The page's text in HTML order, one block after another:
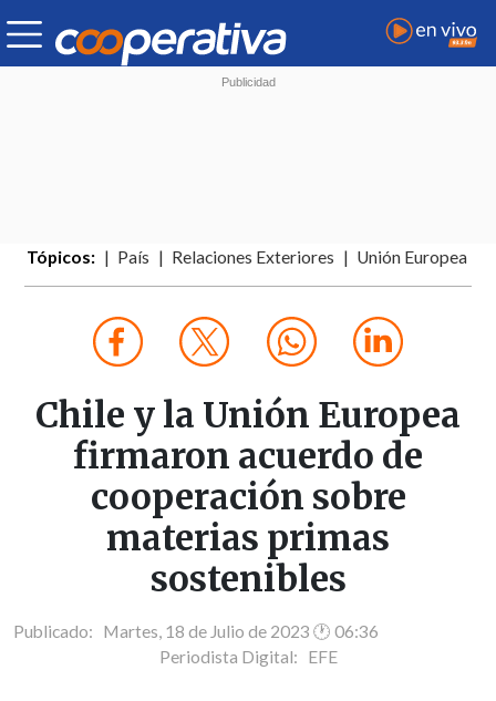
Tópicos: País Relaciones Exteriores Unión Europea
Chile y la Unión Europea
firmaron acuerdo de
cooperación sobre
materias primas
sostenibles
Publicado: Martes, 18 de Julio de 2023 🕐 06:36
Periodista Digital: EFE